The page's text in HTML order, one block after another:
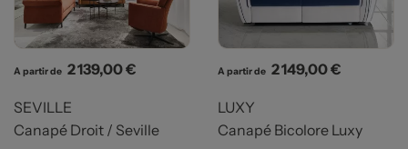
A partir de Prix
2 139,00 €
SEVILLE
Canapé Droit / Seville
A partir de Prix
2 149,00 €
LUXY
Canapé Bicolore Luxy